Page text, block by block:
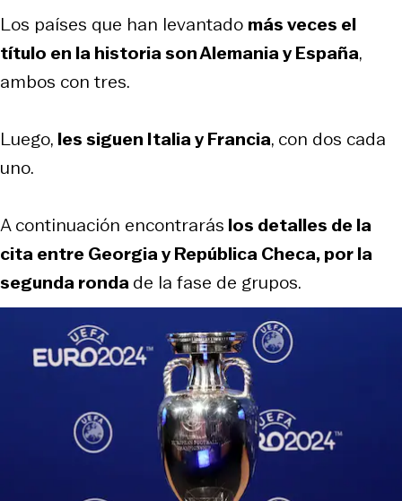
Los países que han levantado más veces el
título en la historia son Alemania y España,
ambos con tres.
Luego, les siguen Italia y Francia, con dos cada
uno.
A continuación encontrarás los detalles de la
cita entre Georgia y República Checa, por la
segunda rondade la fase de grupos.